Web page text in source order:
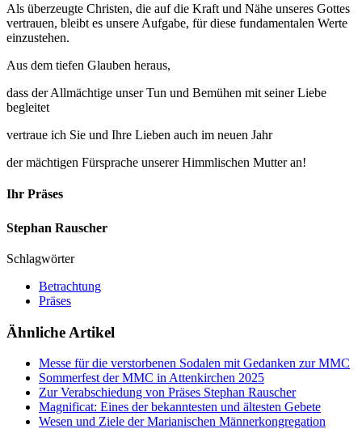
Als überzeugte Christen, die auf die Kraft und Nähe unseres Gottes
vertrauen, bleibt es unsere Aufgabe, für diese fundamentalen Werte
einzustehen.
Aus dem tiefen Glauben heraus,
dass der Allmächtige unser Tun und Bemühen mit seiner Liebe
begleitet
vertraue ich Sie und Ihre Lieben auch im neuen Jahr
der mächtigen Fürsprache unserer Himmlischen Mutter an!
Ihr Präses
Stephan Rauscher
Schlagwörter
Betrachtung
Präses
Ähnliche Artikel
Messe für die verstorbenen Sodalen mit Gedanken zur MMC
Sommerfest der MMC in Attenkirchen 2025
Zur Verabschiedung von Präses Stephan Rauscher
Magnificat: Eines der bekanntesten und ältesten Gebete
Wesen und Ziele der Marianischen Männerkongregation